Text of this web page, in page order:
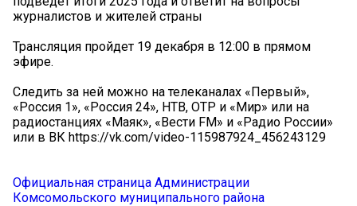
журналистов и жителей страны
Трансляция пройдет 19 декабря в 12:00 в прямом
эфире.
Следить за ней можно на телеканалах «Первый»,
«Россия 1», «Россия 24», НТВ, ОТР и «Мир» или на
радиостанциях «Маяк», «Вести FM» и «Радио России»
или в ВК https://vk.com/video-115987924_456243129
Официальная страница Администрации
Комсомольского муниципального района